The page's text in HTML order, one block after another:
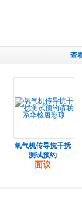
查
氧气机传导抗干扰
测试预约
面议